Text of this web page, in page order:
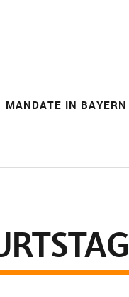
MANDATE IN BAYERN